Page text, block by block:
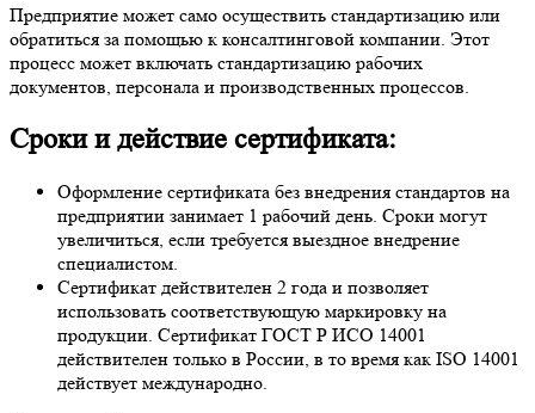
Предприятие может само осуществить стандартизацию или
обратиться за помощью к консалтинговой компании. Этот
процесс может включать стандартизацию рабочих
документов, персонала и производственных процессов.
Сроки и действие сертификата:
Оформление сертификата без внедрения стандартов на
предприятии занимает 1 рабочий день. Сроки могут
увеличиться, если требуется выездное внедрение
специалистом.
Сертификат действителен 2 года и позволяет
использовать соответствующую маркировку на
продукции. Сертификат ГОСТ Р ИСО 14001
действителен только в России, в то время как ISO 14001
действует международно.